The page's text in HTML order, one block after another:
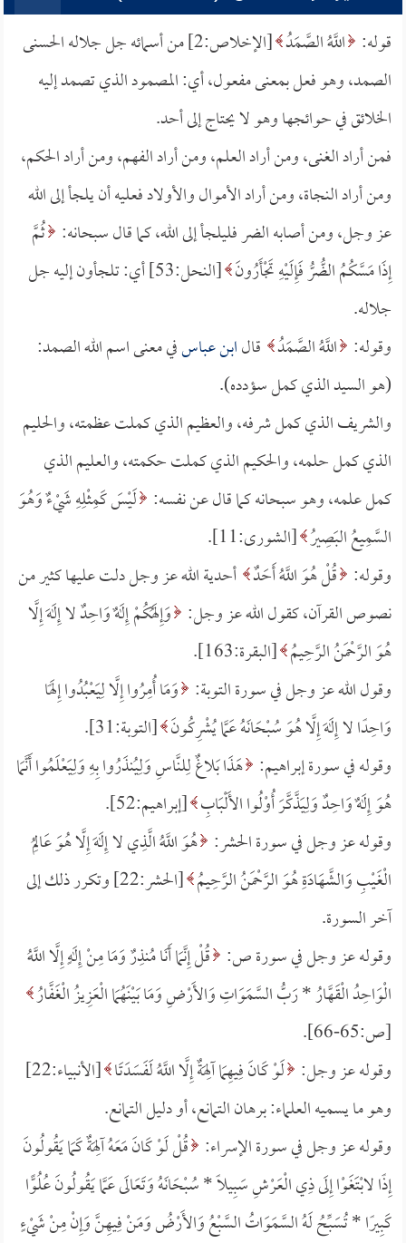
قوله: اللَّهُ الصَّمَدُ
[الإخلاص:2] من أسمائه جل جلاله الحسنى
الصمد، وهو فعل بمعنى مفعول، أي: المصمود الذي تصمد إليه
الخلائق في حوائجها وهو لا يحتاج إلى أحد.
فمن أراد الغنى، ومن أراد العلم، ومن أراد الفهم، ومن أراد الحكم،
ومن أراد النجاة، ومن أراد الأموال والأولاد فعليه أن يلجأ إلى الله
عز وجل، ومن أصابه الضر فليلجأ إلى الله، كما قال سبحانه: ثُمَّ
إِذَا مَسَّكُمُ الضُّرُّ فَإِلَيْهِ تَجْأَرُونَ
[النحل:53] أي: تلجأون إليه جل
جلاله.
وقوله: اللَّهُ الصَّمَدُ قالابن عباسفي معنى اسم الله الصمد:
(هو السيد الذي كمل سؤدده).
والشريف الذي كمل شرفه، والعظيم الذي كملت عظمته، والحليم
الذي كمل حلمه، والحكيم الذي كملت حكمته، والعليم الذي
كمل علمه، وهو سبحانه كما قال عن نفسه: لَيْسَ كَمِثْلِهِ شَيْءٌ وَهُوَ
السَّمِيعُ البَصِيرُ [الشورى:11].
وقوله: قُلْ هُوَ اللَّهُ أَحَدٌ أحدية الله عز وجل دلت عليها كثير من
نصوص القرآن، كقول الله عز وجل: وَإِلَهُكُمْ إِلَهٌ وَاحِدٌ لا إِلَهَ إِلَّا
هُوَ الرَّحْمَنُ الرَّحِيمُ [البقرة:163].
وقول الله عز وجل في سورة التوبة: وَمَا أُمِرُوا إِلَّا لِيَعْبُدُوا إِلَهًا
وَاحِدًا لا إِلَهَ إِلَّا هُوَ سُبْحَانَهُ عَمَّا يُشْرِكُونَ [التوبة:31].
وقوله في سورة إبراهيم: هَذَا بَلاغٌ لِلنَّاسِ وَلِيُنذَرُوا بِهِ وَلِيَعْلَمُوا أَنَّمَا
هُوَ إِلَهٌ وَاحِدٌ وَلِيَذَّكَّرَ أُوْلُوا الأَلْبَابِ [إبراهيم:52].
وقوله عز وجل في سورة الحشر: هُوَ اللَّهُ الَّذِي لا إِلَهَ إِلَّا هُوَ عَالِمُ
الْغَيْبِ وَالشَّهَادَةِ هُوَ الرَّحْمَنُ الرَّحِيمُ
[الحشر:22] وتكرر ذلك إلى
آخر السورة.
وقوله عز وجل في سورة ص: قُلْ إِنَّمَا أَنَا مُنذِرٌ وَمَا مِنْ إِلَهٍ إِلَّا اللَّهُ
الْوَاحِدُ الْقَهَّارُ *رَبُّ السَّمَوَاتِ وَالأَرْضِ وَمَا بَيْنَهُمَا الْعَزِيزُ الْغَفَّارُ
[ص:65-66].
وقوله عز وجل: لَوْ كَانَ فِيهِمَا آلِهَةٌ إِلَّا اللَّهُ لَفَسَدَتَا
[الأنبياء:22]
وهو ما يسميه العلماء: برهان التمانع، أو دليل التمانع.
وقوله عز وجل في سورة الإسراء: قُلْ لَوْ كَانَ مَعَهُ آلِهَةٌ كَمَا يَقُولُونَ
إِذًا لابْتَغَوْا إِلَى ذِي الْعَرْشِ سَبِيلًا *سُبْحَانَهُ وَتَعَالَى عَمَّا يَقُولُونَ عُلُوًّا
كَبِيرًا *تُسَبِّحُ لَهُ السَّمَوَاتُ السَّبْعُ وَالأَرْضُ وَمَنْ فِيهِنَّ وَإِنْ مِنْ شَيْءٍ